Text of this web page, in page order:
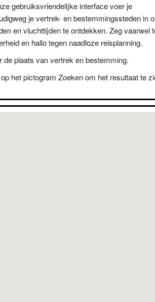
gebruiksvriendelijke interface voer je
je vertrek- en bestemmingssteden in
en vluchttijden te ontdekken. Zeg vaarwel
en hallo tegen naadloze reisplanning.
de plaats van vertrek en bestemming.
het pictogram Zoeken om het resultaat te